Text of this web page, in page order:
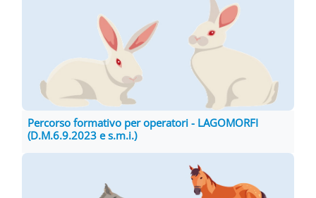
Percorso formativo per operatori - LAGOMORFI
(D.M.6.9.2023 e s.m.i.)